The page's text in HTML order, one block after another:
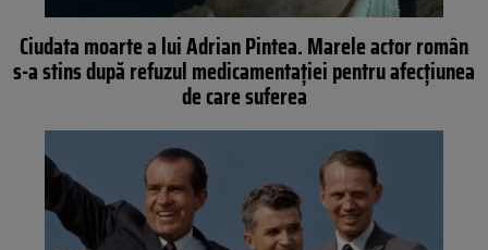
Ciudata moarte a lui Adrian Pintea. Marele actor român
s-a stins după refuzul medicamentației pentru afecțiunea
de care suferea